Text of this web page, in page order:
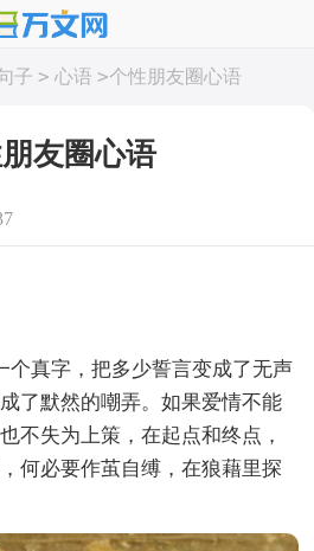
子 > 心语 >个性朋友圈心语
友圈心语
真字，把多少誓言变成了无声
了默然的嘲弄。如果爱情不能
不失为上策，在起点和终点，
何必要作茧自缚，在狼藉里探